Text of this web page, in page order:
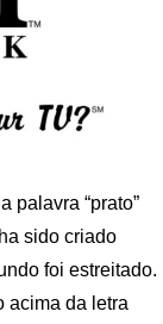
palavra “prato”
sido criado
foi estreitado.
acima da letra